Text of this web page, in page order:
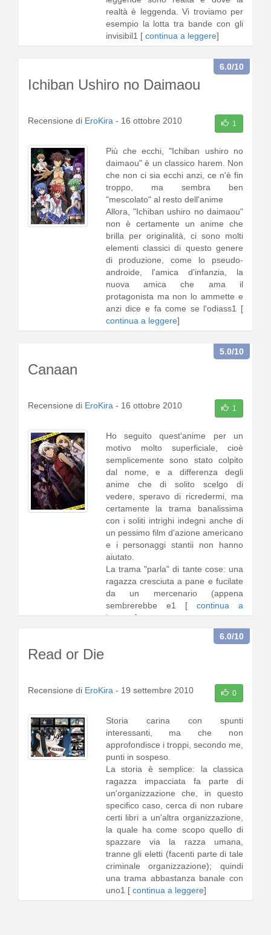
realtà è leggenda. Vi troviamo per
esempio la lotta tra bande con gli
invisibil1 [ continua a leggere]
Ichiban Ushiro no Daimaou
6.0/10
Recensione di EroKira - 16 ottobre 2010 1
Più che ecchi, "Ichiban ushiro no
daimaou" è un classico harem. Non
che non ci sia ecchi anzi, ce n'è fin
troppo, ma sembra ben
"mescolato" al resto dell'anime
Allora, "Ichiban ushiro no daimaou"
non è certamente un anime che
brilla per originalità, ci sono molti
elementi classici di questo genere
di produzione, come lo pseudo-
androide, l'amica d'infanzia, la
nuova amica che ama il
protagonista ma non lo ammette e
anzi dice e fa come se l'odiass1 [
continua a leggere]
Canaan
5.0/10
Recensione di EroKira - 16 ottobre 2010 1
Ho seguito quest'anime per un
motivo molto superficiale, cioè
semplicemente sono stato colpito
dal nome, e a differenza degli
anime che di solito scelgo di
vedere, speravo di ricredermi, ma
certamente la trama banalissima
con i soliti intrighi indegni anche di
un pessimo film d'azione americano
e i personaggi stantii non hanno
aiutato.
La trama "parla" di tante cose: una
ragazza cresciuta a pane e fucilate
da un mercenario (appena
sembrerebbe e1 [ continua a
leggere]
Read or Die
6.0/10
Recensione di EroKira - 19 settembre 2010 0
Storia carina con spunti
interessanti, ma che non
approfondisce i troppi, secondo me,
punti in sospeso.
La storia è semplice: la classica
ragazza impacciata fa parte di
un'organizzazione che, in questo
specifico caso, cerca di non rubare
certi libri a un'altra organizzazione,
la quale ha come scopo quello di
spazzare via la razza umana,
tranne gli eletti (facenti parte di tale
criminale organizzazione); quindi
una trama abbastanza banale con
uno1 [ continua a leggere]